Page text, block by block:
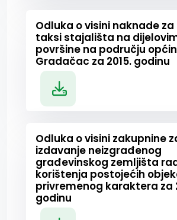
Odluka o visini naknade
taksi stajališta na
površine na području
Gradačac za 2015. godinu
Odluka o visini zakupnine
izdavanje neizgrađenog
građevinskog zemljišta
korištenja postojećih
privremenog karaktera za
godinu